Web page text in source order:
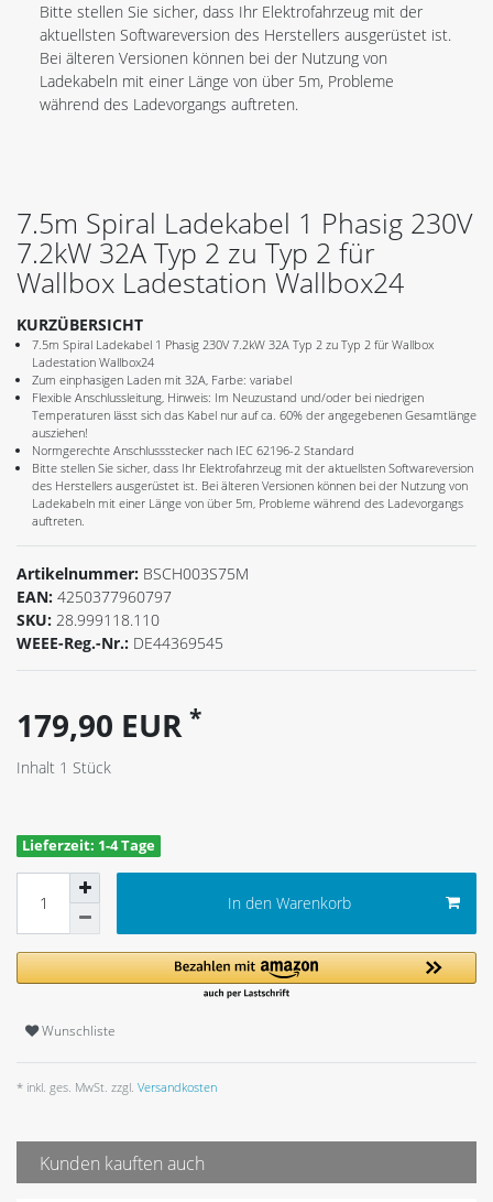
Bitte stellen Sie sicher, dass Ihr Elektrofahrzeug mit der
aktuellsten Softwareversion des Herstellers ausgerüstet ist.
Bei älteren Versionen können bei der Nutzung von
Ladekabeln mit einer Länge von über 5m, Probleme
während des Ladevorgangs auftreten.
7.5m Spiral Ladekabel 1 Phasig 230V
7.2kW 32A Typ 2 zu Typ 2 für
Wallbox Ladestation Wallbox24
KURZÜBERSICHT
7.5m Spiral Ladekabel 1 Phasig 230V 7.2kW 32A Typ 2 zu Typ 2 für Wallbox
Ladestation Wallbox24
Zum einphasigen Laden mit 32A, Farbe: variabel
Flexible Anschlussleitung, Hinweis: Im Neuzustand und/oder bei niedrigen
Temperaturen lässt sich das Kabel nur auf ca. 60% der angegebenen Gesamtlänge
ausziehen!
Normgerechte Anschlussstecker nach IEC 62196-2 Standard
Bitte stellen Sie sicher, dass Ihr Elektrofahrzeug mit der aktuellsten Softwareversion
des Herstellers ausgerüstet ist. Bei älteren Versionen können bei der Nutzung von
Ladekabeln mit einer Länge von über 5m, Probleme während des Ladevorgangs
auftreten.
Artikelnummer: BSCH003S75M
EAN: 4250377960797
SKU: 28.999118.110
WEEE-Reg.-Nr.: DE44369545
179,90 EUR *
Inhalt 1 Stück
Lieferzeit: 1-4 Tage
In den Warenkorb
Wunschliste
* inkl. ges. MwSt. zzgl. Versandkosten
Kunden kauften auch